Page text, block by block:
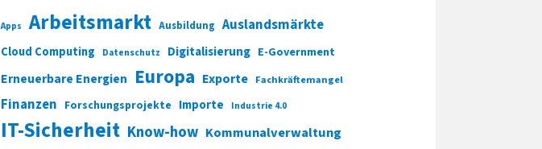
Apps Arbeitsmarkt Ausbildung Auslandsmärkte
Cloud Computing Datenschutz Digitalisierung E-Government
Erneuerbare Energien Europa Exporte Fachkräftemangel
Finanzen Forschungsprojekte Importe Industrie 4.0
IT-Sicherheit Know-how Kommunalverwaltung